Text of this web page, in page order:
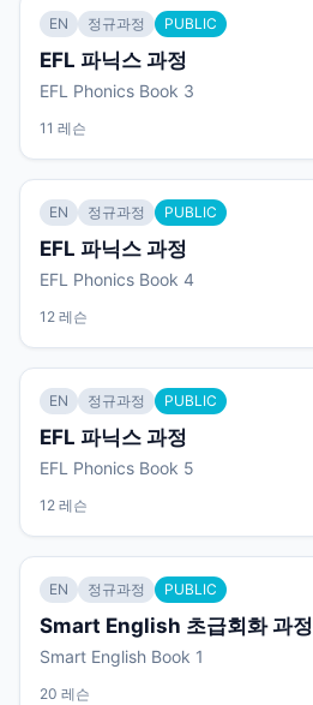
EN 정규과정 PUBLIC
EFL 파닉스 과정
EFL Phonics Book 3
11 레슨
EN 정규과정 PUBLIC
EFL 파닉스 과정
EFL Phonics Book 4
12 레슨
EN 정규과정 PUBLIC
EFL 파닉스 과정
EFL Phonics Book 5
12 레슨
EN 정규과정 PUBLIC
Smart English 초급회화 과정
Smart English Book 1
20 레슨